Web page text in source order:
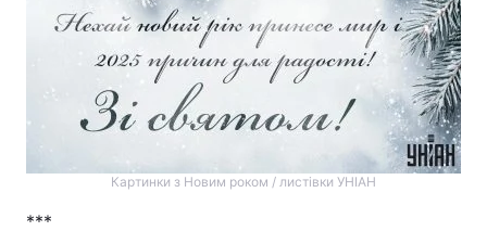
Картинки з Новим роком / листівки УНІАН
***